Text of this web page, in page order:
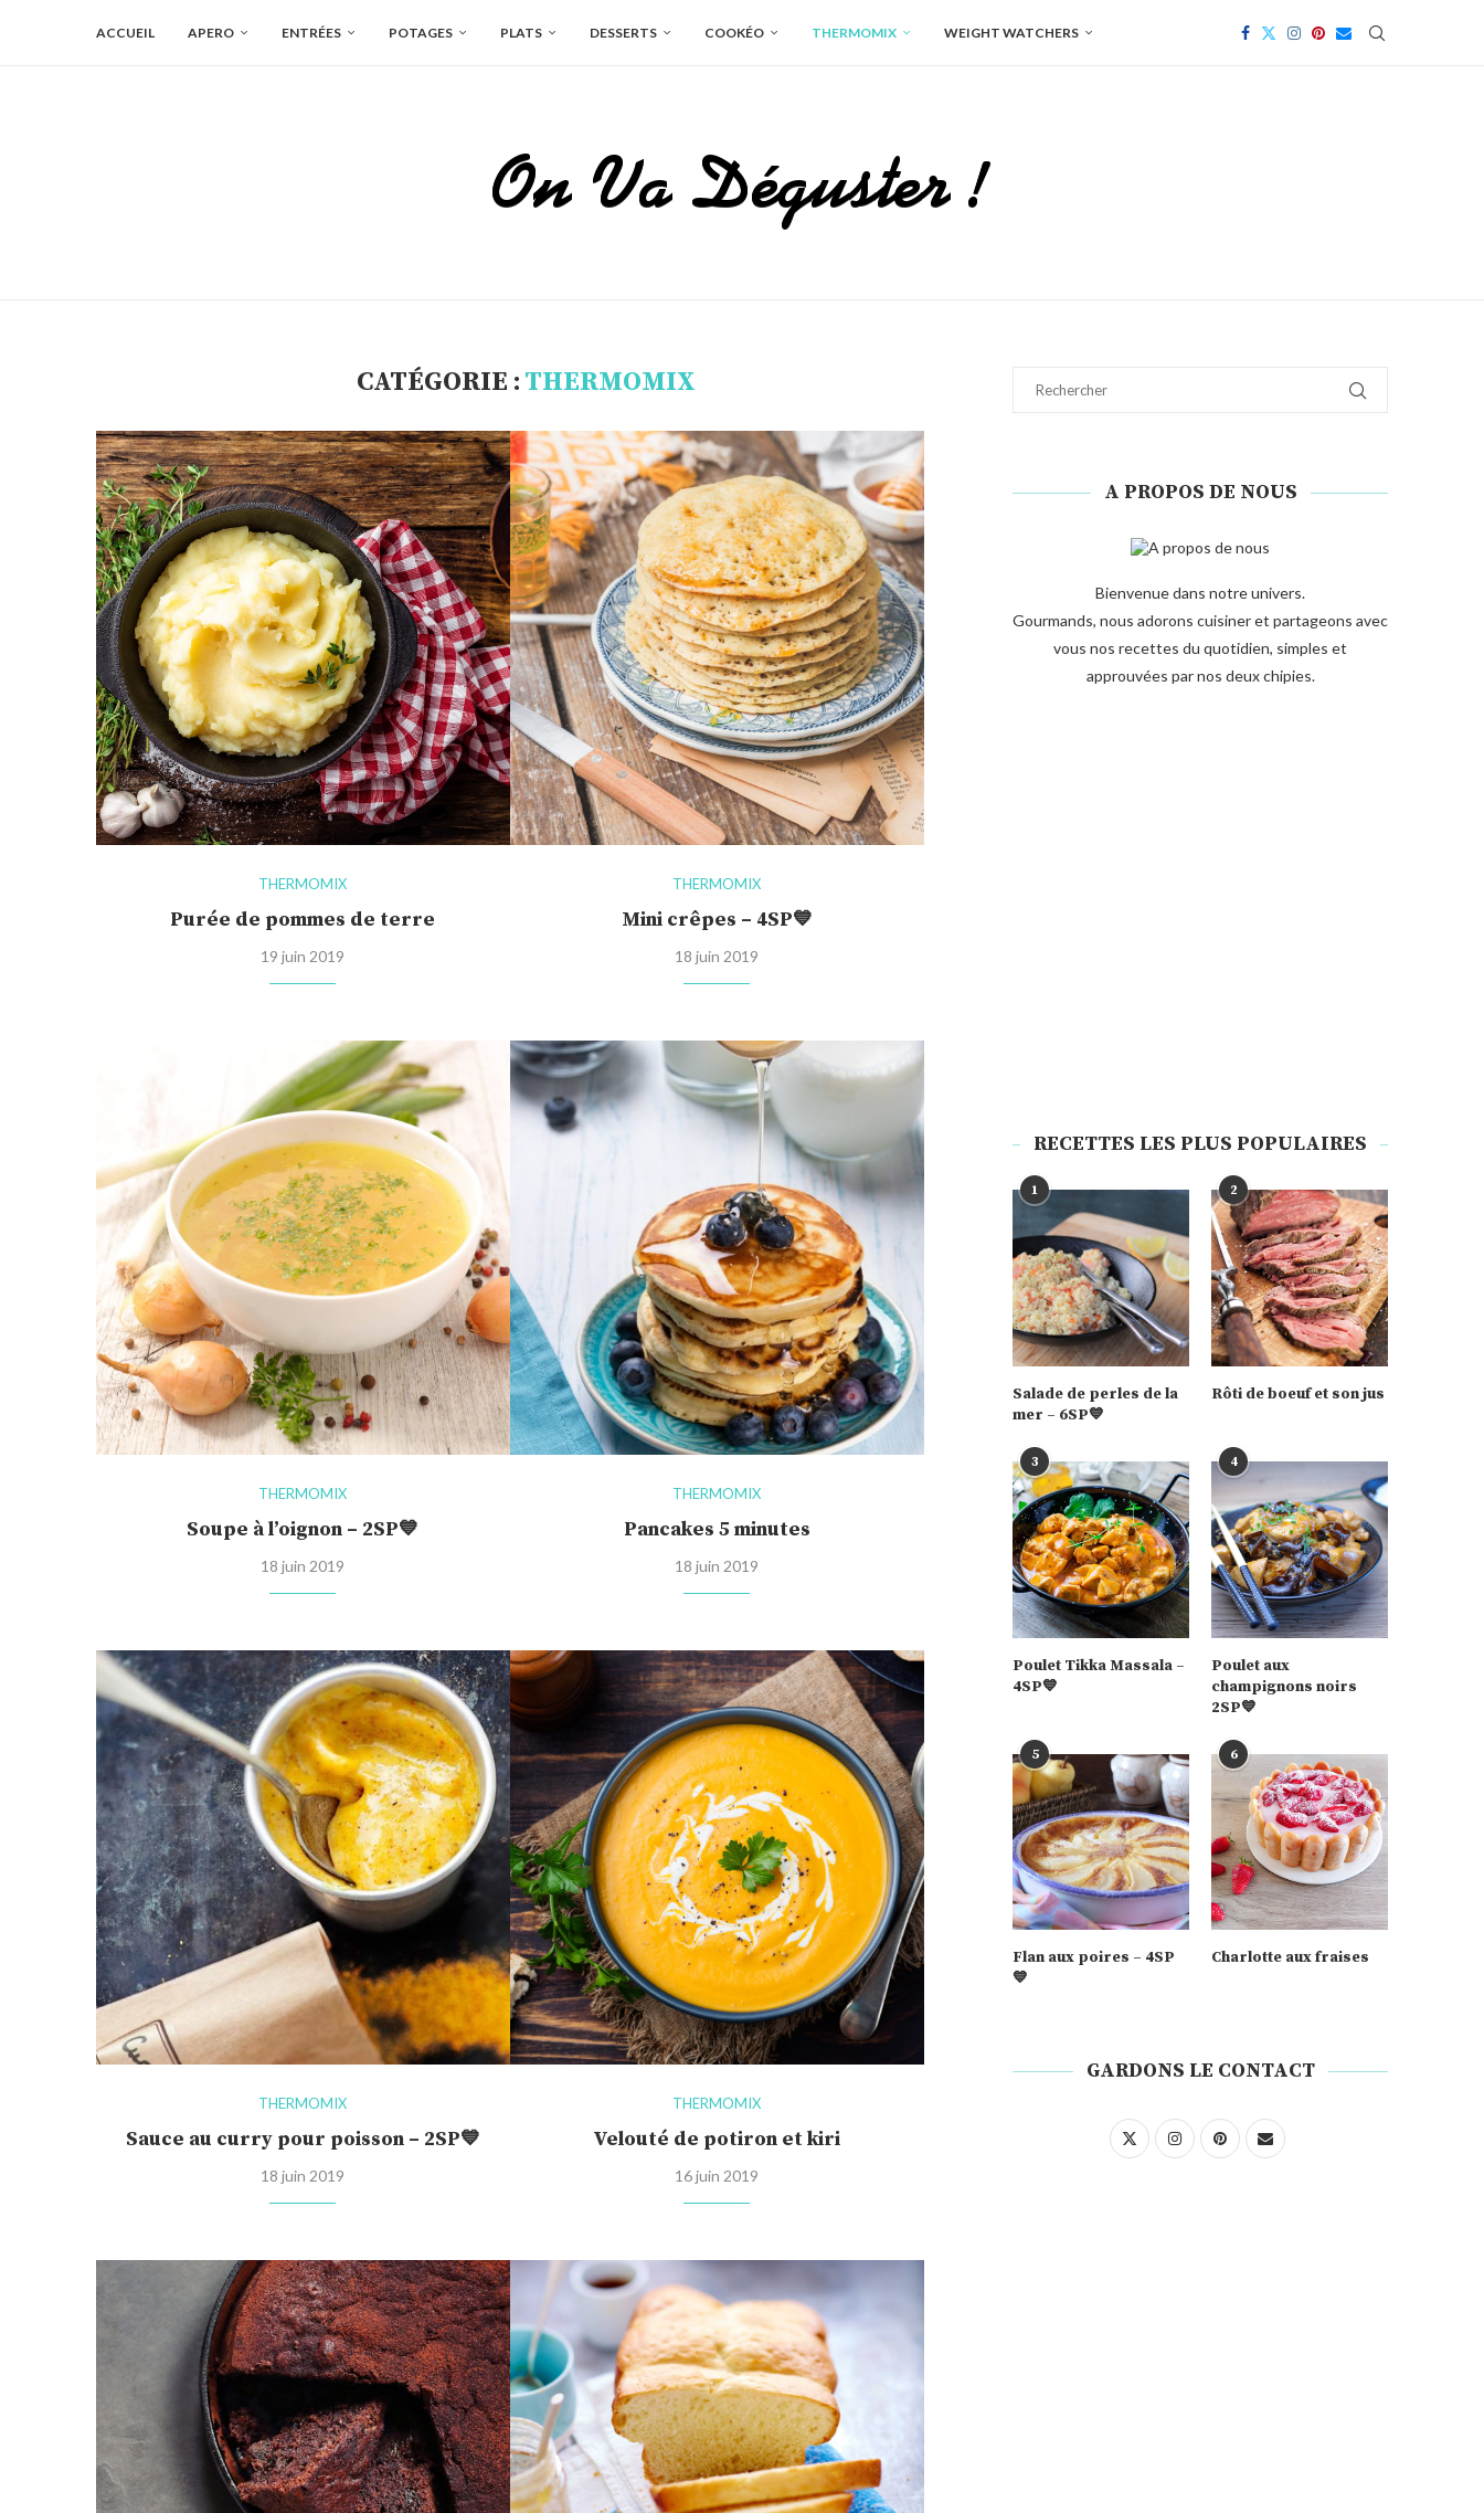
ACCUEIL APERO ENTRÉES POTAGES PLATS DESSERTS COOKÉO THERMOMIX WEIGHT WATCHERS
CATÉGORIE : THERMOMIX
THERMOMIX
Purée de pommes de terre
19 juin 2019
THERMOMIX
Mini crêpes – 4SP💙
18 juin 2019
THERMOMIX
Soupe à l’oignon – 2SP💙
18 juin 2019
THERMOMIX
Pancakes 5 minutes
18 juin 2019
THERMOMIX
Sauce au curry pour poisson – 2SP💙
18 juin 2019
THERMOMIX
Velouté de potiron et kiri
16 juin 2019
A PROPOS DE NOUS
Bienvenue dans notre univers.
Gourmands, nous adorons cuisiner et partageons avec
vous nos recettes du quotidien, simples et
approuvées par nos deux chipies.
RECETTES LES PLUS POPULAIRES
1
Salade de perles de la
mer – 6SP💙
2
Rôti de boeuf et son jus
3
Poulet Tikka Massala –
4SP💙
4
Poulet aux
champignons noirs
2SP💙
5
Flan aux poires – 4SP
💙
6
Charlotte aux fraises
GARDONS LE CONTACT